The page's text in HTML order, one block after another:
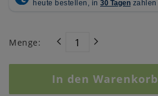
Menge:
In den Warenkorb